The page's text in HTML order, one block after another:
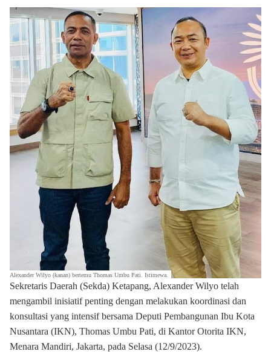
Alexander Wilyo (kanan) bertemu Thomas Umbu Pati. Istimewa.
Sekretaris Daerah (Sekda) Ketapang, Alexander Wilyo telah
mengambil inisiatif penting dengan melakukan koordinasi dan
konsultasi yang intensif bersama Deputi Pembangunan Ibu Kota
Nusantara (IKN), Thomas Umbu Pati, di Kantor Otorita IKN,
Menara Mandiri, Jakarta, pada Selasa (12/9/2023).